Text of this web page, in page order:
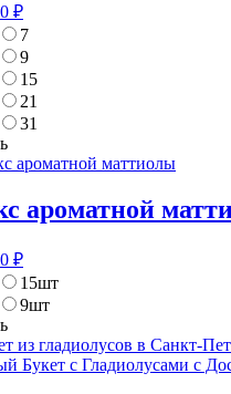
₽
7
9
15
21
31
ароматной
₽
15шт
9шт